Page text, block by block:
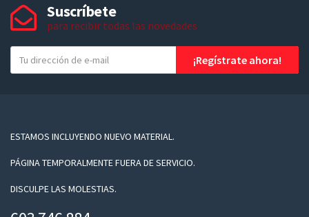
Suscríbete
para recibir todas las novedades
u
a
l
¡Regístrate ahora!
ESTAMOS INCLUYENDO NUEVO MATERIAL.
PÁGINA TEMPORALMENTE FUERA DE SERVICIO.
DISCULPE LAS MOLESTIAS.